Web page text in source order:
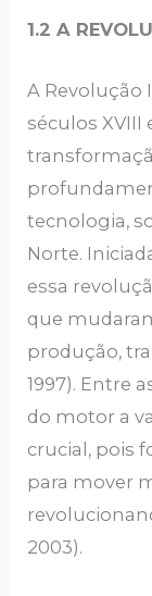
1.2 A
A Revolução
séculos XVIII
tecnologia,
Norte.
essa
que
produção,
1997). Entre
do motor a
crucial, pois
para mover
2003).